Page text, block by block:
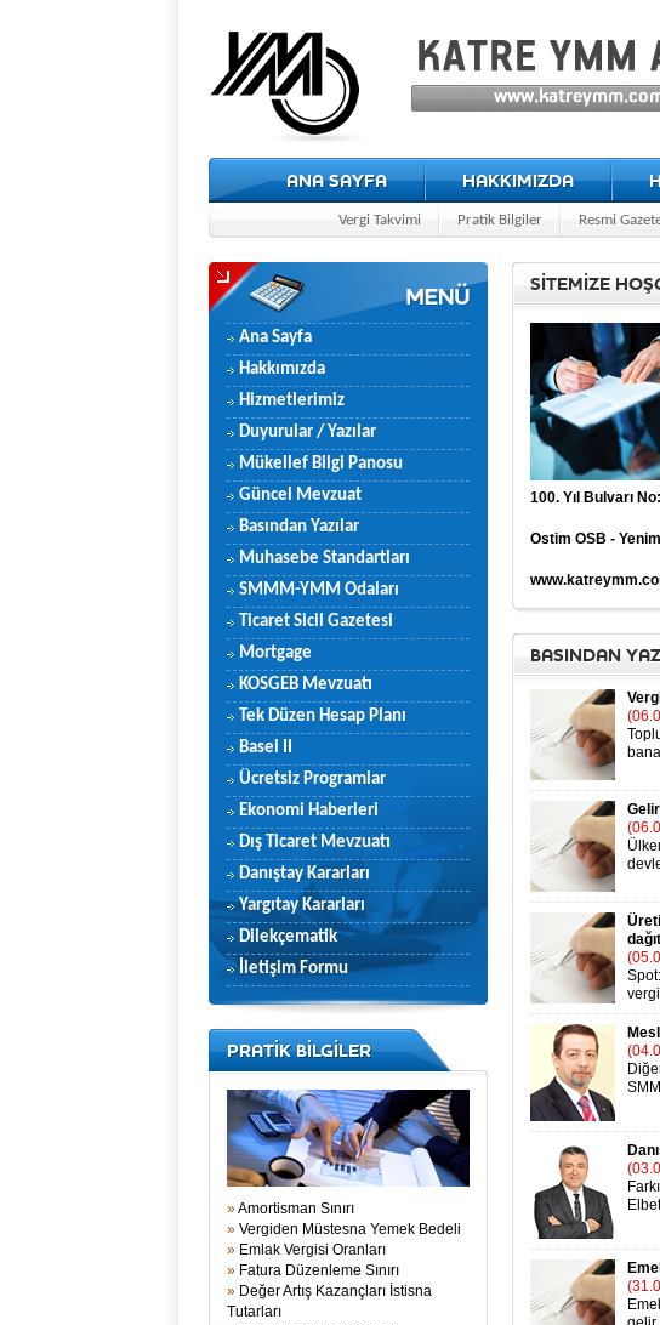
ANA SAYFA HAKKIMIZDA
Vergi Takvimi Pratik Bilgiler Resmi
Ana Sayfa
Hakkımızda
Hizmetlerimiz
Duyurular / Yazılar
Mükellef Bilgi Panosu
Güncel Mevzuat
Basından Yazılar
Muhasebe Standartları
SMMM-YMM Odaları
Ticaret Sicil Gazetesi
Mortgage
KOSGEB Mevzuatı
Tek Düzen Hesap Planı
Basel II
Ücretsiz Programlar
Ekonomi Haberleri
Dış Ticaret Mevzuatı
Danıştay Kararları
Yargıtay Kararları
Dilekçematik
İletişim Formu
PRATİK BİLGİLER
»Amortisman Sınırı
» Vergiden Müstesna Yemek Bedeli
» Emlak Vergisi Oranları
» Fatura Düzenleme Sınırı
» Değer Artış Kazançları İstisna
Tutarları
SİTEMİZE
100. Yıl Bulvarı
Ostim OSB -
BASINDAN